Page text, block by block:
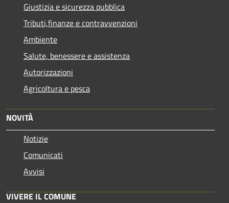
Giustizia e sicurezza pubblica
Tributi,finanze e contravvenzioni
Ambiente
Salute, benessere e assistenza
Autorizzazioni
Agricoltura e pesca
NOVITÀ
Notizie
Comunicati
Avvisi
VIVERE IL COMUNE